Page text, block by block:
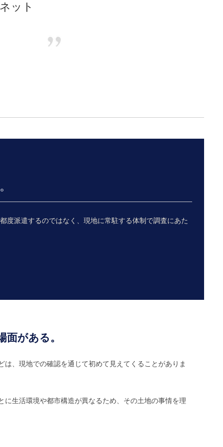
ット
度派遣するのではなく、現地に常駐する体制で調査にあた
がある。
、現地での確認を通じて初めて見えてくることがありま
生活環境や都市構造が異なるため、その土地の事情を理